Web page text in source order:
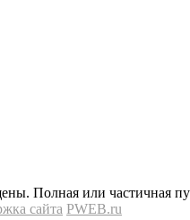
Полная или частичная
сайта PWEB.ru